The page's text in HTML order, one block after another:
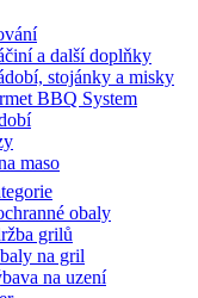
a další doplňky
stojánky a misky
BBQ System
maso
obaly
grilů
na gril
na uzení